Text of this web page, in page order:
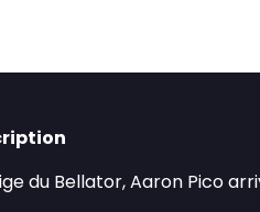
du Bellator, Aaron Pico